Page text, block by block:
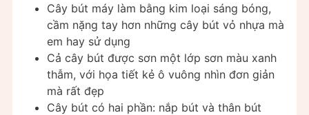
Cây bút máy làm bằng kim loại sáng bóng,
cầm nặng tay hơn những cây bút vỏ nhựa mà
em hay sử dụng
Cả cây bút được sơn một lớp sơn màu xanh
thẫm, với họa tiết kẻ ô vuông nhìn đơn giản
mà rất đẹp
Cây bút có hai phần: nắp bút và thân bút